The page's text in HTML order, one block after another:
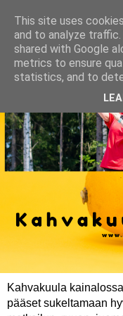
Kahvakuula
pääset sukeltamaan
This site uses
and to analyze traffic.
shared with Google
metrics to ensure
statistics, and to